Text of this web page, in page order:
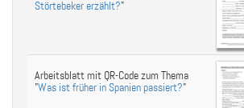
Störtebeker erzählt?"
Arbeitsblatt mit QR-Code zum Thema
"Was ist früher in Spanien passiert?"